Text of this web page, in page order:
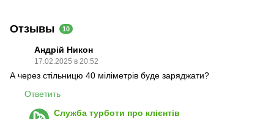
Отзывы 10
Андрій Никон
17.02.2025 в 20:52
А через стільницю 40 міліметрів буде заряджати?
Ответить
Служба турботи про клієнтів